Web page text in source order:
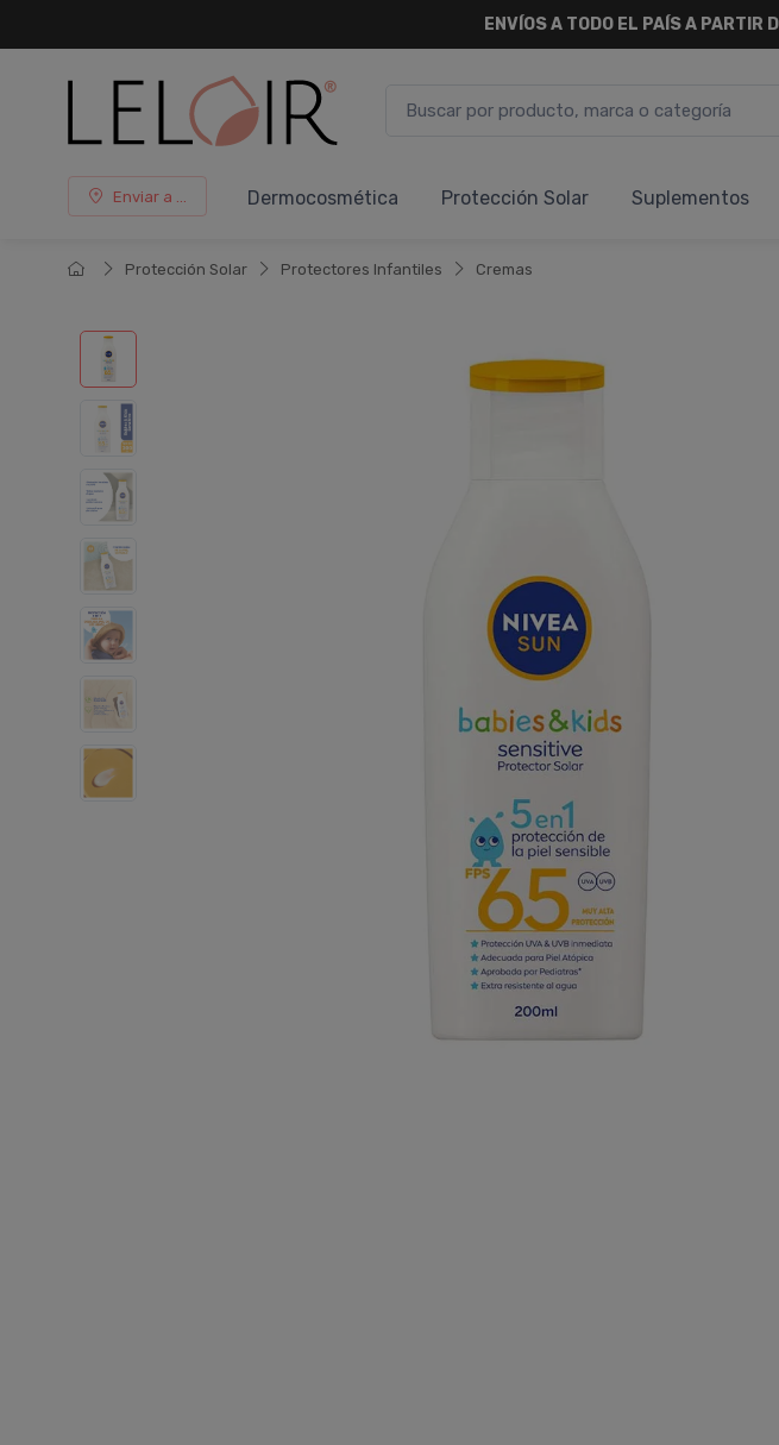
Enviar a ... Dermocosmética Protección Solar Suplementos
Protección Solar Protectores Infantiles Cremas